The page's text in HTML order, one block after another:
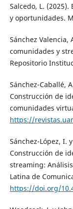
Salcedo, L.
y oportunidades.
Sánchez Valencia,
comunidades y
Repositorio
Sánchez-Caballé,
Construcción de
comunidades
https://
Sánchez-López, I.
Construcción de
streaming:
Latina de
https://doi.org/